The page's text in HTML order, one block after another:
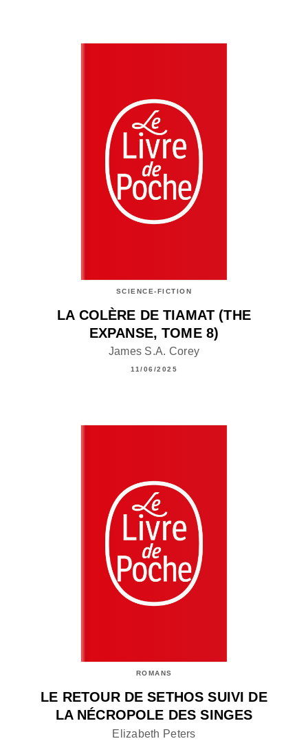
SCIENCE-FICTION
LA COLÈRE DE TIAMAT (THE
EXPANSE, TOME 8)
James S.A. Corey
11/06/2025
ROMANS
LE RETOUR DE SETHOS SUIVI DE
LA NÉCROPOLE DES SINGES
Elizabeth Peters